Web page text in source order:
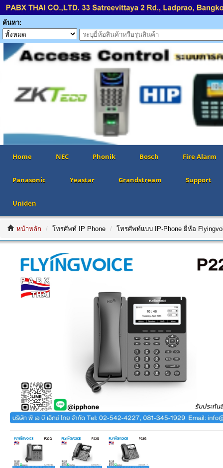
ค้นหา:
Home NEC Phonik Bosch Fire Alarm
Panasonic Yeastar Grandstream Support
Uniden
หน้าหลัก โทรศัพท์ IP Phone โทรศัพท์แบบ IP-Phone ยี่ห้อ